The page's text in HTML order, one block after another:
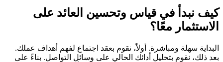
كيف نبدأ في قياس وتحسين العائد على
الاستثمار معًا؟
البداية سهلة ومباشرة. أولاً، نقوم بعقد اجتماع لفهم أهداف عملك.
بعد ذلك، نقوم بتحليل أدائك الحالي على وسائل التواصل. بناءً على